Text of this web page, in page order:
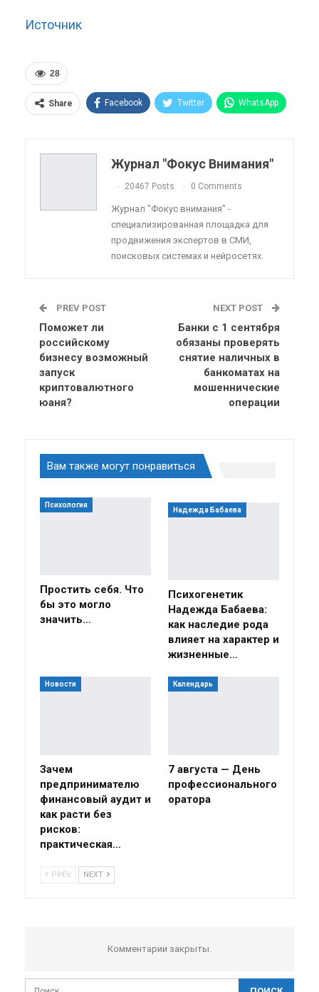
Источник
28
Share Facebook Twitter WhatsApp
Telegram VK Viber
Linkedin Tumblr
Журнал "Фокус Внимания"
20467 Posts 0 Comments
Журнал "Фокус внимания" -
специализированная площадка для
продвижения экспертов в СМИ,
поисковых системах и нейросетях.
PREV POST
Поможет ли
российскому
бизнесу возможный
запуск
криптовалютного
юаня?
NEXT POST
Банки с 1 сентября
обязаны проверять
снятие наличных в
банкоматах на
мошеннические
операции
Вам также могут понравиться
Психология
Простить себя. Что
бы это могло
значить…
Надежда Бабаева
Психогенетик
Надежда Бабаева:
как наследие рода
влияет на характер и
жизненные…
Новости
Зачем
предпринимателю
финансовый аудит и
как расти без
рисков:
практическая…
Календарь
7 августа — День
профессионального
оратора
PREV NEXT
Комментарии закрыты.